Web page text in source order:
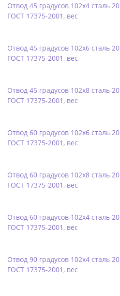
Отвод 45 градусов 102х4 сталь 20
ГОСТ 17375-2001, вес
Отвод 45 градусов 102х6 сталь 20
ГОСТ 17375-2001, вес
Отвод 45 градусов 102х8 сталь 20
ГОСТ 17375-2001, вес
Отвод 60 градусов 102х6 сталь 20
ГОСТ 17375-2001, вес
Отвод 60 градусов 102х8 сталь 20
ГОСТ 17375-2001, вес
Отвод 60 градусов 102х4 сталь 20
ГОСТ 17375-2001, вес
Отвод 90 градусов 102х4 сталь 20
ГОСТ 17375-2001, вес